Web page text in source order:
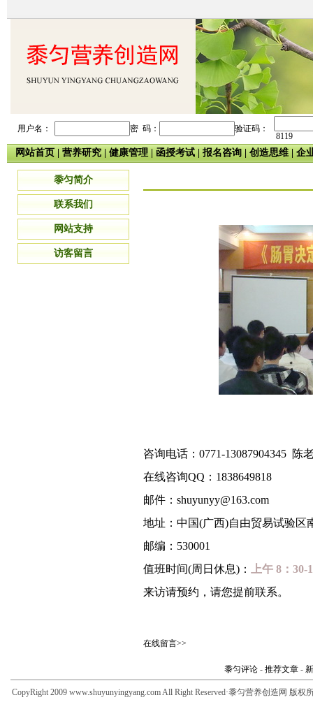
用户名： 密 码： 验证码：
8119
网站首页 营养研究 健康管理 函授考试 报名咨询 创造思维| 企
黍匀简介
联系我们
网站支持
访客留言
咨询电话：0771-13087904345 陈
在线咨询QQ：1838649818
邮件： shuyunyy@163.com
地址：中国(广西)自由贸易试验区
邮编：530001
值班时间(周日休息)：
上午 8：
来访请预约，请您提前联系。
在线留言>>
黍匀评论 - 推荐文章 -
CopyRight 2009 www.shuyunyingyang.com All Right Reserved·黍匀营养创造网 版权